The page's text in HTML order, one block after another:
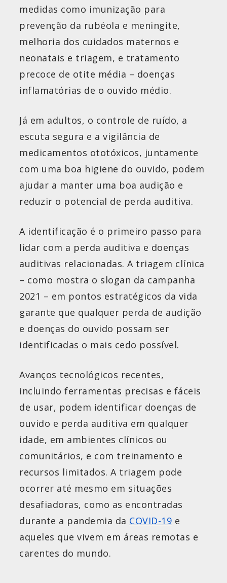
medidas como imunização para
prevenção da rubéola e meningite,
melhoria dos cuidados maternos e
neonatais e triagem, e tratamento
precoce de otite média – doenças
inflamatórias de o ouvido médio.
Já em adultos, o controle de ruído, a
escuta segura e a vigilância de
medicamentos ototóxicos, juntamente
com uma boa higiene do ouvido, podem
ajudar a manter uma boa audição e
reduzir o potencial de perda auditiva.
A identificação é o primeiro passo para
lidar com a perda auditiva e doenças
auditivas relacionadas. A triagem clínica
– como mostra o slogan da campanha
2021 – em pontos estratégicos da vida
garante que qualquer perda de audição
e doenças do ouvido possam ser
identificadas o mais cedo possível.
Avanços tecnológicos recentes,
incluindo ferramentas precisas e fáceis
de usar, podem identificar doenças de
ouvido e perda auditiva em qualquer
idade, em ambientes clínicos ou
comunitários, e com treinamento e
recursos limitados. A triagem pode
ocorrer até mesmo em situações
desafiadoras, como as encontradas
durante a pandemia da COVID-19 e
aqueles que vivem em áreas remotas e
carentes do mundo.